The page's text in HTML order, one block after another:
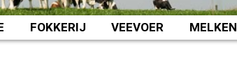
FOKKERIJ VEEVOER MELKEN